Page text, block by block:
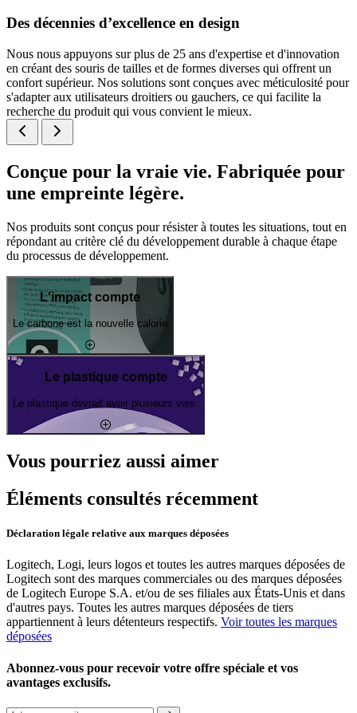
Des décennies d’excellence en design
Nous nous appuyons sur plus de 25 ans d'expertise et d'innovation
en créant des souris de tailles et de formes diverses qui offrent un
confort supérieur. Nos solutions sont conçues avec méticulosité pour
s'adapter aux utilisateurs droitiers ou gauchers, ce qui facilite la
recherche du produit qui vous convient le mieux.
Conçue pour la vraie vie. Fabriquée pour
une empreinte légère.
Nos produits sont conçus pour résister à toutes les situations, tout en
répondant au critère clé du développement durable à chaque étape
du processus de développement.
L'impact compte
Le carbone est la nouvelle calorie
Le plastique compte
Le plastique devrait avoir plusieurs vies.
Vous pourriez aussi aimer
Éléments consultés récemment
Déclaration légale relative aux marques déposées
Logitech, Logi, leurs logos et toutes les autres marques déposées de
Logitech sont des marques commerciales ou des marques déposées
de Logitech Europe S.A. et/ou de ses filiales aux États-Unis et dans
d'autres pays. Toutes les autres marques déposées de tiers
appartiennent à leurs détenteurs respectifs. Voir toutes les marques
déposées
Abonnez-vous pour recevoir votre offre spéciale et vos
avantages exclusifs.